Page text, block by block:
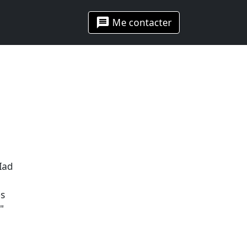
message Me contacter